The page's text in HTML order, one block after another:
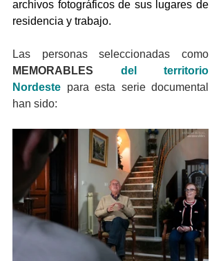
archivos fotográficos de sus lugares de
residencia y trabajo.
MEMORABLES del territorio
Nordeste para esta serie documental
han sido: